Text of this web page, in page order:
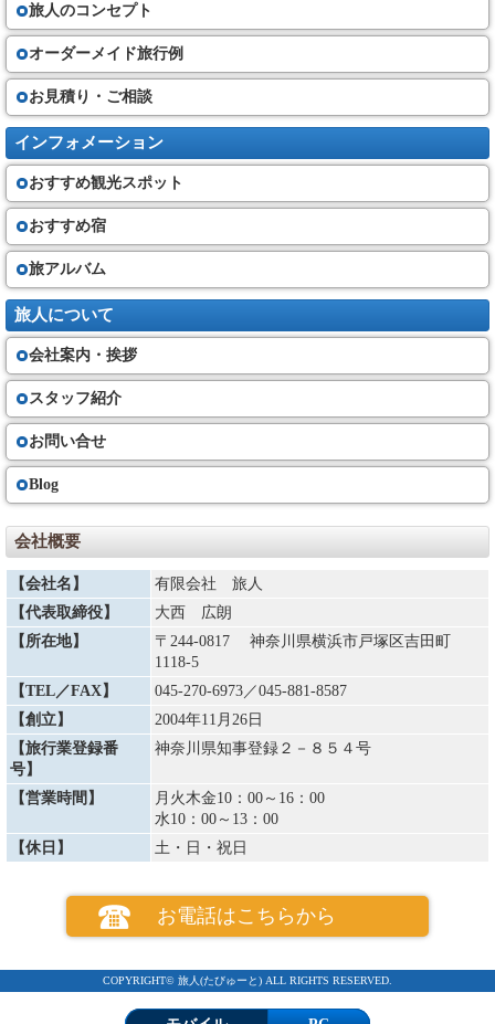
旅人のコンセプト
オーダーメイド旅行例
お見積り・ご相談
インフォメーション
おすすめ観光スポット
おすすめ宿
旅アルバム
旅人について
会社案内・挨拶
スタッフ紹介
お問い合せ
Blog
会社概要
【会社名】
有限会社 旅人
【代表取締役】
大西 広朗
【所在地】
〒244-0817 神奈川県横浜市戸塚区吉田町
1118-5
【TEL／FAX】
045-270-6973 ／045-881-8587
【創立】
2004年11月26日
【旅行業登録番
号】
神奈川県知事登録２－８５４号
【営業時間】
月火木金10：00～16：00
水10：00～13：00
【休日】
土・日・祝日
お電話はこちらから
COPYRIGHT© 旅人(たびゅーと) ALL RIGHTS RESERVED.